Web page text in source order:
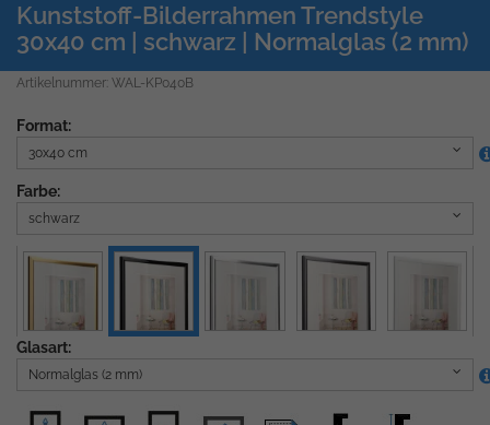
Kunststoff-Bilderrahmen Trendstyle
30x40 cm | schwarz | Normalglas (2 mm)
Artikelnummer: WAL-KP040B
Format:
30x40 cm
Farbe:
schwarz
Glasart:
Normalglas (2 mm)